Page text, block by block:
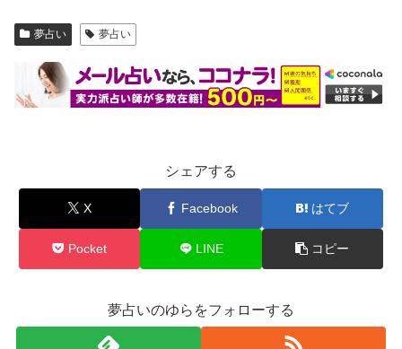
夢占い 夢占い
シェアする
X Facebook はてブ
Pocket LINE コピー
夢占いのゆらをフォローする